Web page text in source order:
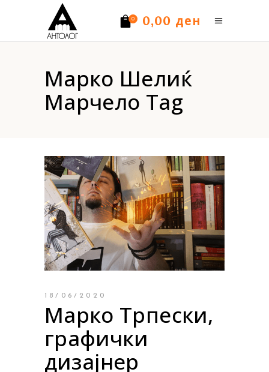
0 0,00 ден
Марко Шелиќ
Марчело Tag
18/06/2020
Марко Трпески,
графички
дизајнер